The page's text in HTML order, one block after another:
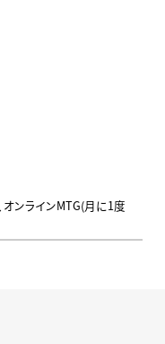
ンラインMTG(月に1度